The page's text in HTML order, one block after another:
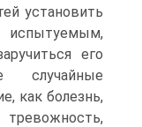
установить
его
случайные
как болезнь,
тревожность,